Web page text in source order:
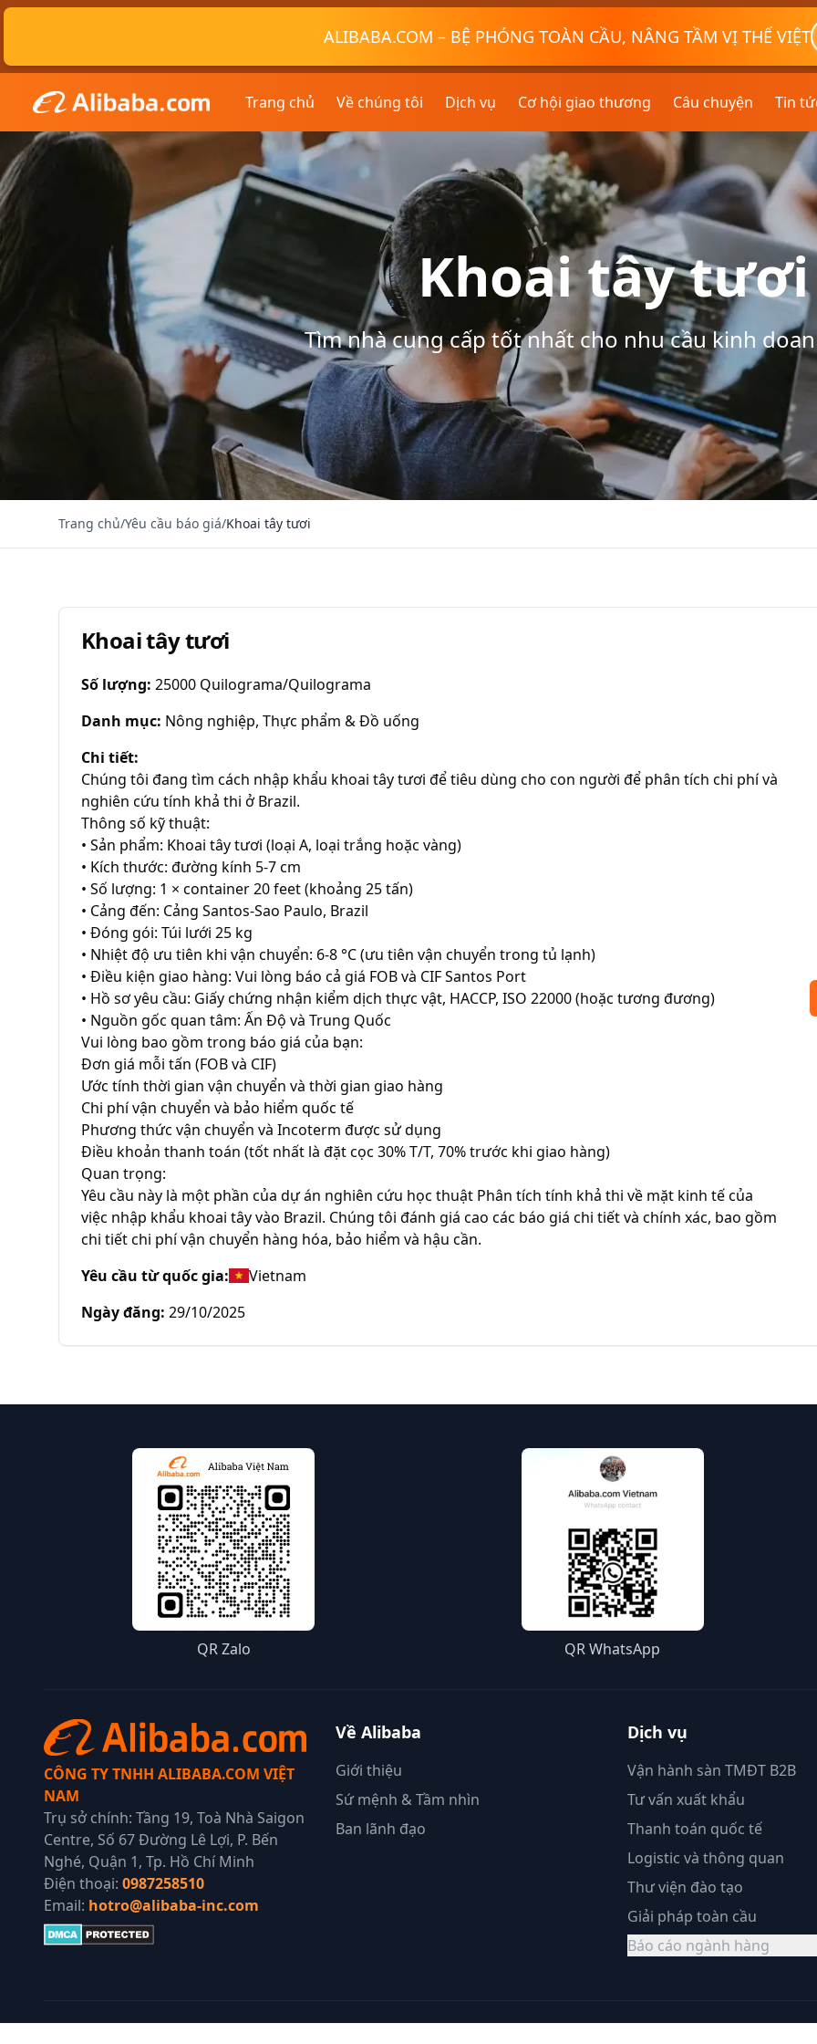
ALIBABA.COM – BỆ PHÓNG TOÀN CẦU, NÂNG TẦM VỊ THẾ VIỆT
Trang chủ Về chúng tôi Dịch vụ Cơ hội giao thương Câu chuyện Tin
Khoai tây tươi
Tìm nhà cung cấp tốt nhất cho nhu cầu kinh
Trang chủ/Yêu cầu báo giá/Khoai tây tươi
Khoai tây tươi
Số lượng: 25000 Quilograma/Quilograma
Danh mục: Nông nghiệp, Thực phẩm & Đồ uống
Chi tiết:
Chúng tôi đang tìm cách nhập khẩu khoai tây tươi để tiêu dùng cho con người để phân tích chi phí và
nghiên cứu tính khả thi ở Brazil.
Thông số kỹ thuật:
• Sản phẩm: Khoai tây tươi (loại A, loại trắng hoặc vàng)
• Kích thước: đường kính 5-7 cm
• Số lượng: 1 × container 20 feet (khoảng 25 tấn)
• Cảng đến: Cảng Santos-Sao Paulo, Brazil
• Đóng gói: Túi lưới 25 kg
• Nhiệt độ ưu tiên khi vận chuyển: 6-8 °C (ưu tiên vận chuyển trong tủ lạnh)
• Điều kiện giao hàng: Vui lòng báo cả giá FOB và CIF Santos Port
• Hồ sơ yêu cầu: Giấy chứng nhận kiểm dịch thực vật, HACCP, ISO 22000 (hoặc tương đương)
• Nguồn gốc quan tâm: Ấn Độ và Trung Quốc
Vui lòng bao gồm trong báo giá của bạn:
Đơn giá mỗi tấn (FOB và CIF)
Ước tính thời gian vận chuyển và thời gian giao hàng
Chi phí vận chuyển và bảo hiểm quốc tế
Phương thức vận chuyển và Incoterm được sử dụng
Điều khoản thanh toán (tốt nhất là đặt cọc 30% T/T, 70% trước khi giao hàng)
Quan trọng:
Yêu cầu này là một phần của dự án nghiên cứu học thuật Phân tích tính khả thi về mặt kinh tế của
việc nhập khẩu khoai tây vào Brazil. Chúng tôi đánh giá cao các báo giá chi tiết và chính xác, bao gồm
chi tiết chi phí vận chuyển hàng hóa, bảo hiểm và hậu cần.
Yêu cầu từ quốc gia:
Vietnam
Ngày đăng: 29/10/2025
QR Zalo QR WhatsApp
CÔNG TY TNHH ALIBABA.COM VIỆT
NAM
Trụ sở chính: Tầng 19, Toà Nhà Saigon
Centre, Số 67 Đường Lê Lợi, P. Bến
Nghé, Quận 1, Tp. Hồ Chí Minh
Điện thoại: 0987258510
Email: hotro@alibaba-inc.com
Về Alibaba
Giới thiệu
Sứ mệnh & Tầm nhìn
Ban lãnh đạo
Dịch vụ
Vận hành sàn TMĐT B2B
Tư vấn xuất khẩu
Thanh toán quốc tế
Logistic và thông quan
Thư viện đào tạo
Giải pháp toàn cầu
Báo cáo ngành hàng